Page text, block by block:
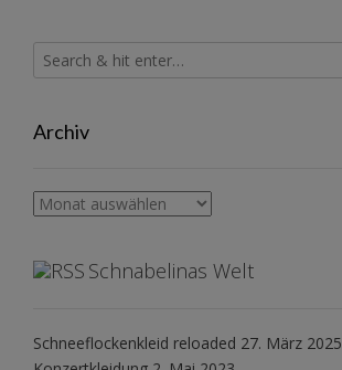
Archiv
Archiv
Schnabelinas Welt
Schneeflockenkleid reloaded 27. März 2025